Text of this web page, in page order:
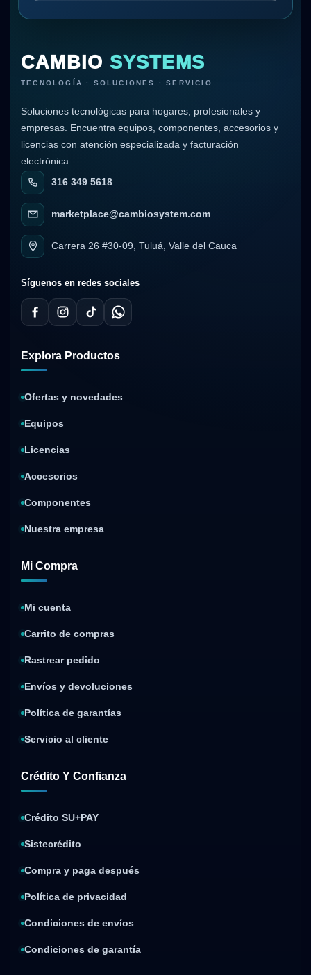
CAMBIO SYSTEMS
TECNOLOGÍA · SOLUCIONES · SERVICIO
Soluciones tecnológicas para hogares, profesionales y
empresas. Encuentra equipos, componentes, accesorios y
licencias con atención especializada y facturación
electrónica.
316 349 5618
marketplace@cambiosystem.com
Carrera 26 #30-09, Tuluá, Valle del Cauca
Síguenos en redes sociales
Explora Productos
Ofertas y novedades
Equipos
Licencias
Accesorios
Componentes
Nuestra empresa
Mi Compra
Mi cuenta
Carrito de compras
Rastrear pedido
Envíos y devoluciones
Política de garantías
Servicio al cliente
Crédito Y Confianza
Crédito SU+PAY
Sistecrédito
Compra y paga después
Política de privacidad
Condiciones de envíos
Condiciones de garantía